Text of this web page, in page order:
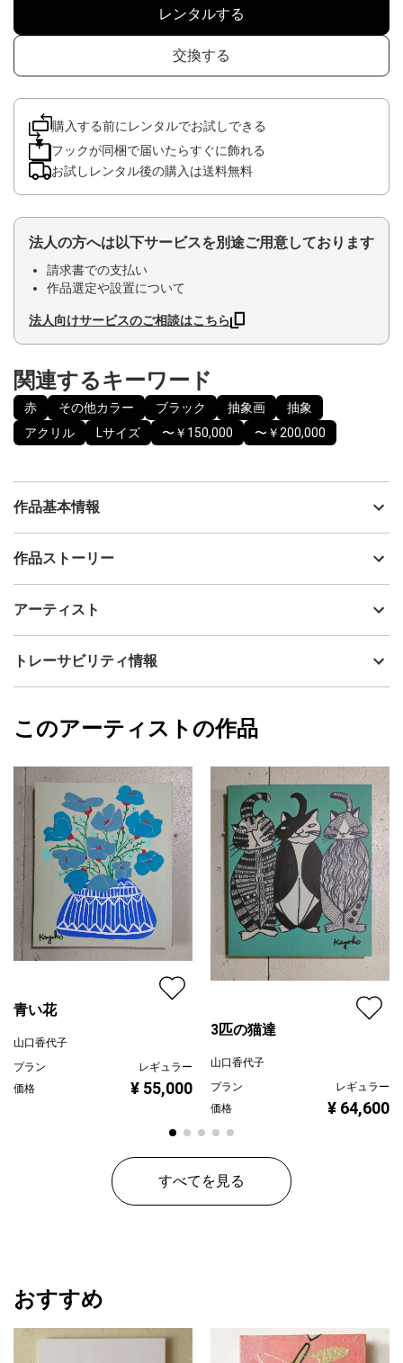
レンタルする
交換する
購入する前にレンタルでお試しできる
フックが同梱で届いたらすぐに飾れる
お試しレンタル後の購入は送料無料
法人の方へは以下サービスを別途ご用意しております
請求書での支払い
作品選定や設置について
法人向けサービスのご相談はこちら
関連するキーワード
赤 その他カラー ブラック 抽象画
抽象
アクリル
Lサイズ 〜￥150,000 〜￥200,000
作品基本情報
出品者
制作年
アクリル
カラー
赤
ジャンル
抽象画
配送目安
二週間以内
作品ストーリー
なりました。
って見え
方が楽しめます。
了承くださいませ。
直射日光があたらない場所に飾ることをおすすめします。
アーティスト
山口香代子
フォローする
トレーサビリティ情報
山口香代子
このアーティストの作品
青い花
山口香代子
プラン
レギュラー
価格
¥ 55,000
3匹の猫達
山口香代子
プラン
レギュラー
価格
¥ 64,600
すべてを見る
おすすめ